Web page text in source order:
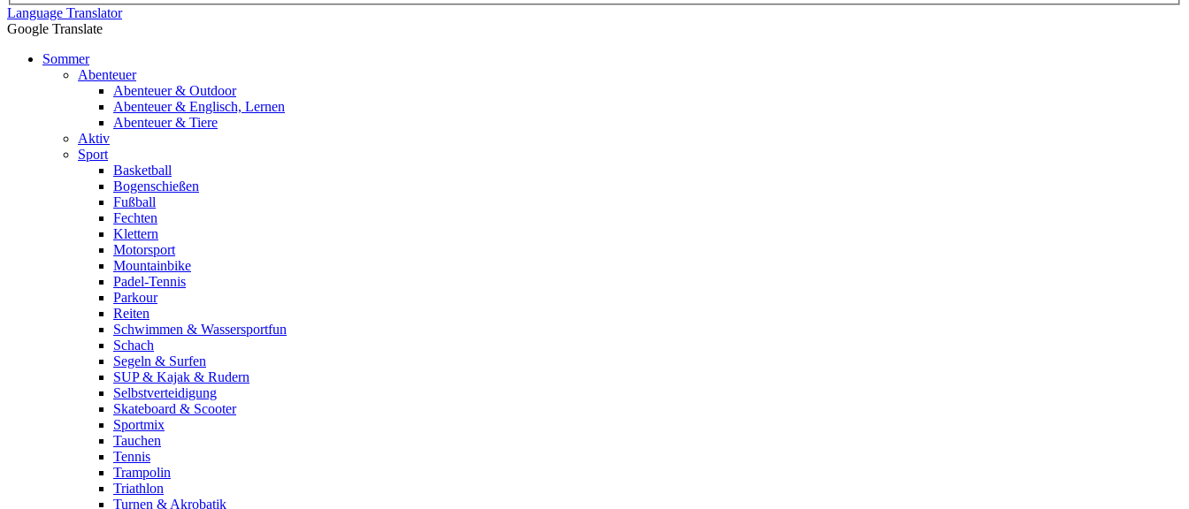
Language Translator
Google Translate
Sommer
Abenteuer
Abenteuer & Outdoor
Abenteuer & Englisch, Lernen
Abenteuer & Tiere
Aktiv
Sport
Basketball
Bogenschießen
Fußball
Fechten
Klettern
Motorsport
Mountainbike
Padel-Tennis
Parkour
Reiten
Schwimmen & Wassersportfun
Schach
Segeln & Surfen
SUP & Kajak & Rudern
Selbstverteidigung
Skateboard & Scooter
Sportmix
Tauchen
Tennis
Trampolin
Triathlon
Turnen & Akrobatik